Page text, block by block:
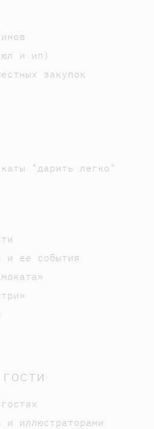
и ип)
закупок
"дарить легко"
и ее события
и иллюстраторами